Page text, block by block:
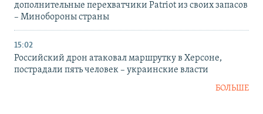
дополнительные перехватчики Patriot из своих запасов
– Минобороны страны
15:02
Российский дрон атаковал маршрутку в Херсоне,
пострадали пять человек – украинские власти
БОЛЬШЕ